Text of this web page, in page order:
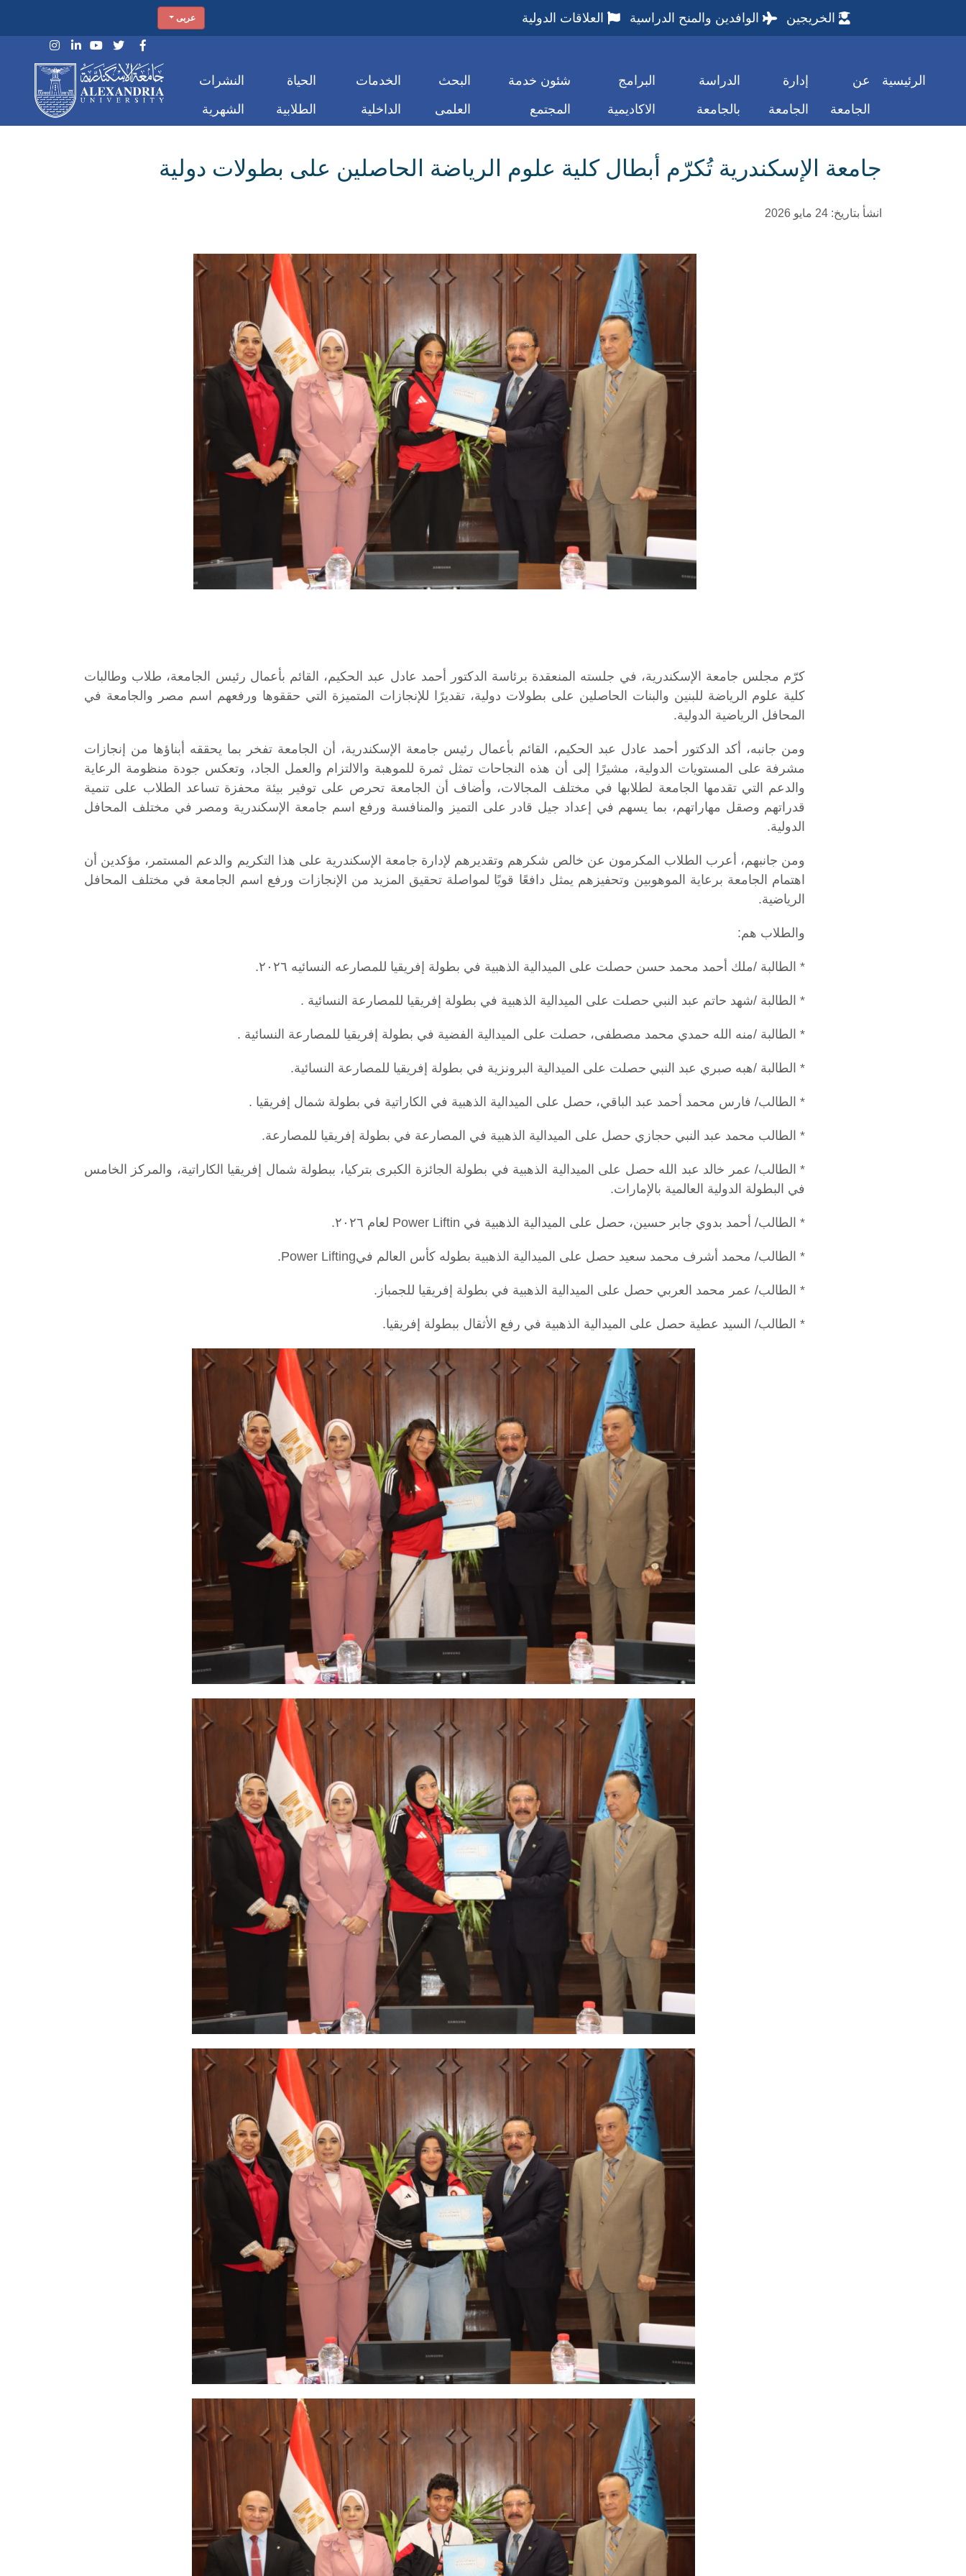
الخريجين الوافدين والمنح الدراسية العلاقات الدولية عربى
الرئيسية
عن
الجامعة
إدارة
الجامعة
الدراسة
بالجامعة
البرامج
الاكاديمية
شئون خدمة
المجتمع
البحث
العلمى
الخدمات
الداخلية
الحياة
الطلابية
النشرات
الشهرية
جامعة الإسكندرية تُكرّم أبطال كلية علوم الرياضة الحاصلين على بطولات دولية
انشأ بتاريخ: 24 مايو 2026
كرّم مجلس جامعة الإسكندرية، في جلسته المنعقدة برئاسة الدكتور أحمد عادل عبد الحكيم، القائم بأعمال رئيس الجامعة، طلاب وطالبات
كلية علوم الرياضة للبنين والبنات الحاصلين على بطولات دولية، تقديرًا للإنجازات المتميزة التي حققوها ورفعهم اسم مصر والجامعة في
المحافل الرياضية الدولية.
ومن جانبه، أكد الدكتور أحمد عادل عبد الحكيم، القائم بأعمال رئيس جامعة الإسكندرية، أن الجامعة تفخر بما يحققه أبناؤها من إنجازات
مشرفة على المستويات الدولية، مشيرًا إلى أن هذه النجاحات تمثل ثمرة للموهبة والالتزام والعمل الجاد، وتعكس جودة منظومة الرعاية
والدعم التي تقدمها الجامعة لطلابها في مختلف المجالات، وأضاف أن الجامعة تحرص على توفير بيئة محفزة تساعد الطلاب على تنمية
قدراتهم وصقل مهاراتهم، بما يسهم في إعداد جيل قادر على التميز والمنافسة ورفع اسم جامعة الإسكندرية ومصر في مختلف المحافل
الدولية.
ومن جانبهم، أعرب الطلاب المكرمون عن خالص شكرهم وتقديرهم لإدارة جامعة الإسكندرية على هذا التكريم والدعم المستمر، مؤكدين أن
اهتمام الجامعة برعاية الموهوبين وتحفيزهم يمثل دافعًا قويًا لمواصلة تحقيق المزيد من الإنجازات ورفع اسم الجامعة في مختلف المحافل
الرياضية.
والطلاب هم:
* الطالبة /ملك أحمد محمد حسن حصلت على الميدالية الذهبية في بطولة إفريقيا للمصارعه النسائيه ٢٠٢٦.
* الطالبة /شهد حاتم عبد النبي حصلت على الميدالية الذهبية في بطولة إفريقيا للمصارعة النسائية .
* الطالبة /منه الله حمدي محمد مصطفى، حصلت على الميدالية الفضية في بطولة إفريقيا للمصارعة النسائية .
* الطالبة /هبه صبري عبد النبي حصلت على الميدالية البرونزية في بطولة إفريقيا للمصارعة النسائية.
* الطالب/ فارس محمد أحمد عبد الباقي، حصل على الميدالية الذهبية في الكاراتية في بطولة شمال إفريقيا .
* الطالب محمد عبد النبي حجازي حصل على الميدالية الذهبية في المصارعة في بطولة إفريقيا للمصارعة.
* الطالب/ عمر خالد عبد الله حصل على الميدالية الذهبية في بطولة الجائزة الكبرى بتركيا، ببطولة شمال إفريقيا الكاراتية، والمركز الخامس
في البطولة الدولية العالمية بالإمارات.
* الطالب/ أحمد بدوي جابر حسين، حصل على الميدالية الذهبية في Power Liftin لعام ٢٠٢٦.
* الطالب/ محمد أشرف محمد سعيد حصل على الميدالية الذهبية بطوله كأس العالم فيPower Lifting.
* الطالب/ عمر محمد العربي حصل على الميدالية الذهبية في بطولة إفريقيا للجمباز.
* الطالب/ السيد عطية حصل على الميدالية الذهبية في رفع الأثقال ببطولة إفريقيا.